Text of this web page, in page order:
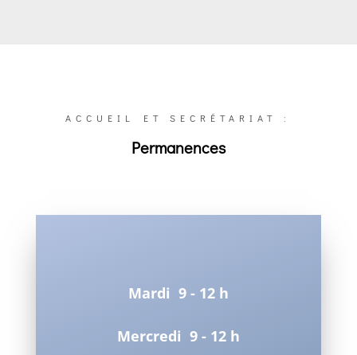
ACCUEIL ET SECRÉTARIAT :
Permanences
Mardi 9 - 12 h
Mercredi 9 - 12 h